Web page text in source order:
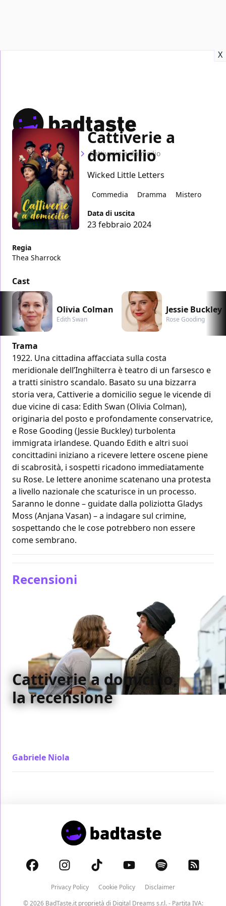
X
Home Film Cattiverie a domicilio
Cattiverie a
domicilio
Wicked Little Letters
Commedia Dramma
Mistero
Data di uscita
23 febbraio 2024
Regia
Thea Sharrock
Cast
Olivia Colman
Edith Swan
Jessie Buckley
Rose Gooding
Trama
1922. Una cittadina affacciata sulla costa
meridionale dell’Inghilterra è teatro di un farsesco e
a tratti sinistro scandalo. Basato su una bizzarra
storia vera, Cattiverie a domicilio segue le vicende di
due vicine di casa: Edith Swan (Olivia Colman),
originaria del posto e profondamente conservatrice,
e Rose Gooding (Jessie Buckley) turbolenta
immigrata irlandese. Quando Edith e altri suoi
concittadini iniziano a ricevere lettere oscene piene
di scabrosità, i sospetti ricadono immediatamente
su Rose. Le lettere anonime scatenano una protesta
a livello nazionale che scaturisce in un processo.
Saranno le donne – guidate dalla poliziotta Gladys
Moss (Anjana Vasan) – a indagare sul crimine,
sospettando che le cose potrebbero non essere
come sembrano.
Recensioni
Cattiverie a domicilio,
la recensione
Gabriele Niola
Privacy Policy Cookie Policy
Disclaimer
© 2026 BadTaste.it proprietà di Digital Dreams s.r.l.- Partita IVA: